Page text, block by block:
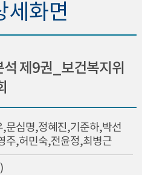
세화면
제9권_보건복지위
문심명,정혜진,기준하,박선
주,허민숙,전윤정,최병근